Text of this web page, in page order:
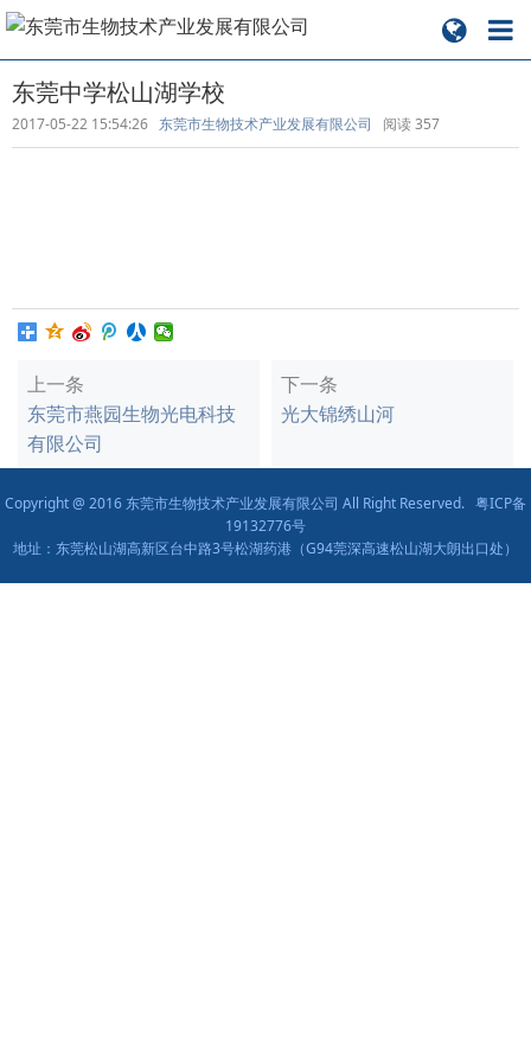
东莞中学松山湖学校
2017-05-22 15:54:26 东莞市生物技术产业发展有限公司 阅读357
上一条
东莞市燕园生物光电科技
有限公司
下一条
光大锦绣山河
Copyright @ 2016 东莞市生物技术产业发展有限公司 All Right Reserved. 粤ICP备
19132776号
地址：东莞松山湖高新区台中路3号松湖药港（G94莞深高速松山湖大朗出口处）